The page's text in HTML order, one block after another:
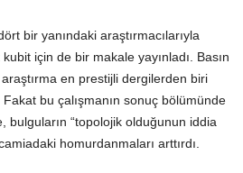
bir yanındaki araştırmacılarıyla
için de bir makale yayınladı. Basın
araştırma en prestijli dergilerden biri
Fakat bu çalışmanın sonuç bölümünde
bulguların “topolojik olduğunun iddia
homurdanmaları arttırdı.